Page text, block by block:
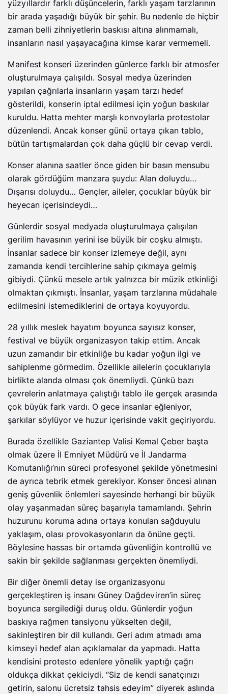
yüzyıllardır farklı düşüncelerin, farklı yaşam tarzlarının
bir arada yaşadığı büyük bir şehir. Bu nedenle de hiçbir
zaman belli zihniyetlerin baskısı altına alınmamalı,
insanların nasıl yaşayacağına kimse karar vermemeli.
Manifest konseri üzerinden günlerce farklı bir atmosfer
oluşturulmaya çalışıldı. Sosyal medya üzerinden
yapılan çağrılarla insanların yaşam tarzı hedef
gösterildi, konserin iptal edilmesi için yoğun baskılar
kuruldu. Hatta mehter marşlı konvoylarla protestolar
düzenlendi. Ancak konser günü ortaya çıkan tablo,
bütün tartışmalardan çok daha güçlü bir cevap verdi.
Konser alanına saatler önce giden bir basın mensubu
olarak gördüğüm manzara şuydu: Alan doluydu…
Dışarısı doluydu… Gençler, aileler, çocuklar büyük bir
heyecan içerisindeydi…
Günlerdir sosyal medyada oluşturulmaya çalışılan
gerilim havasının yerini ise büyük bir coşku almıştı.
İnsanlar sadece bir konser izlemeye değil, aynı
zamanda kendi tercihlerine sahip çıkmaya gelmiş
gibiydi. Çünkü mesele artık yalnızca bir müzik etkinliği
olmaktan çıkmıştı. İnsanlar, yaşam tarzlarına müdahale
edilmesini istemediklerini de ortaya koyuyordu.
28 yıllık meslek hayatım boyunca sayısız konser,
festival ve büyük organizasyon takip ettim. Ancak
uzun zamandır bir etkinliğe bu kadar yoğun ilgi ve
sahiplenme görmedim. Özellikle ailelerin çocuklarıyla
birlikte alanda olması çok önemliydi. Çünkü bazı
çevrelerin anlatmaya çalıştığı tablo ile gerçek arasında
çok büyük fark vardı. O gece insanlar eğleniyor,
şarkılar söylüyor ve huzur içerisinde vakit geçiriyordu.
Burada özellikle Gaziantep Valisi Kemal Çeber başta
olmak üzere İl Emniyet Müdürü ve İl Jandarma
Komutanlığı’nın süreci profesyonel şekilde yönetmesini
de ayrıca tebrik etmek gerekiyor. Konser öncesi alınan
geniş güvenlik önlemleri sayesinde herhangi bir büyük
olay yaşanmadan süreç başarıyla tamamlandı. Şehrin
huzurunu koruma adına ortaya konulan sağduyulu
yaklaşım, olası provokasyonların da önüne geçti.
Böylesine hassas bir ortamda güvenliğin kontrollü ve
sakin bir şekilde sağlanması gerçekten önemliydi.
Bir diğer önemli detay ise organizasyonu
gerçekleştiren iş insanı Güney Dağdeviren’in süreç
boyunca sergilediği duruş oldu. Günlerdir yoğun
baskıya rağmen tansiyonu yükselten değil,
sakinleştiren bir dil kullandı. Geri adım atmadı ama
kimseyi hedef alan açıklamalar da yapmadı. Hatta
kendisini protesto edenlere yönelik yaptığı çağrı
oldukça dikkat çekiciydi. “Siz de kendi sanatçınızı
getirin, salonu ücretsiz tahsis edeyim” diyerek aslında